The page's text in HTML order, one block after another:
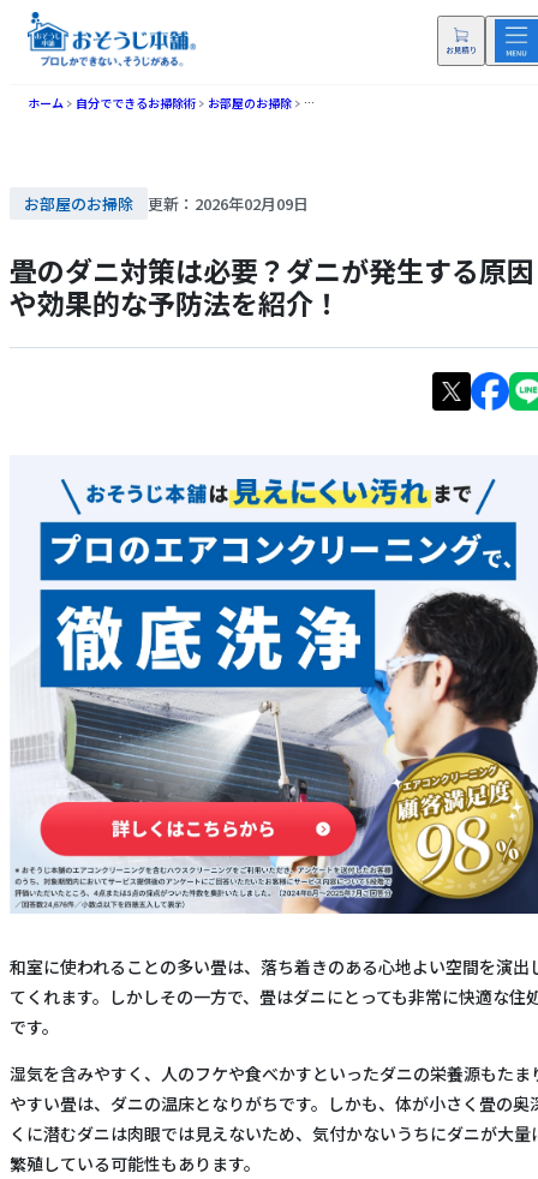
ホーム 自分でできるお掃除術 お部屋のお掃除 畳のダニ対策は必要？ダニが発生する原
お部屋のお掃除 更新：2026年02月09日
畳のダニ対策は必要？ダニが発生する原因
や効果的な予防法を紹介！
和室に使われることの多い畳は、落ち着きのある心地よい空間を演出
てくれます。しかしその一方で、畳はダニにとっても非常に快適な住
です。
湿気を含みやすく、人のフケや食べかすといったダニの栄養源もたま
やすい畳は、ダニの温床となりがちです。しかも、体が小さく畳の奥
くに潜むダニは肉眼では見えないため、気付かないうちにダニが大量
繁殖している可能性もあります。